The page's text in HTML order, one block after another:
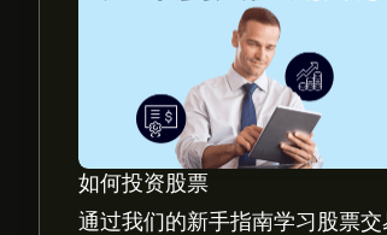
如何投资股票
通过我们的新手指南学习股票